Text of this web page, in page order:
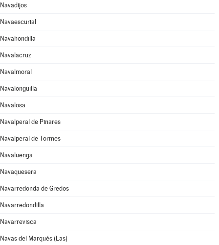
Navadijos
Navaescurial
Navahondilla
Navalacruz
Navalmoral
Navalonguilla
Navalosa
Navalperal de Pinares
Navalperal de Tormes
Navaluenga
Navaquesera
Navarredonda de Gredos
Navarredondilla
Navarrevisca
Navas del Marqués (Las)